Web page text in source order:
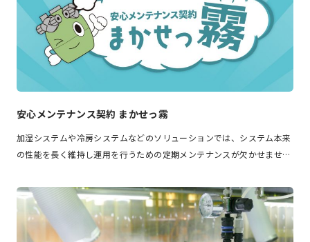
安心メンテナンス契約 まかせっ霧
加湿システムや冷房システムなどのソリューションでは、システム本来
の性能を長く維持し運用を行うための定期メンテナンスが欠かせませ…